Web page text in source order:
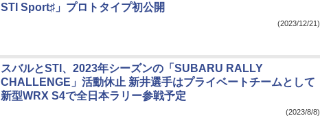
STI Sport♯」プロトタイプ初公開
(2023/12/21)
スバルとSTI、2023年シーズンの「SUBARU RALLY
CHALLENGE」活動休止 新井選手はプライベートチームとして
新型WRX S4で全日本ラリー参戦予定
(2023/8/8)